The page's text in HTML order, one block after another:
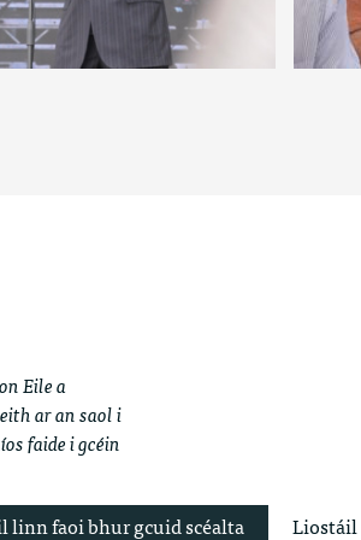
Eile a
ar an saol i
faide i gcéin
linn faoi bhur gcuid scéalta Liostáil